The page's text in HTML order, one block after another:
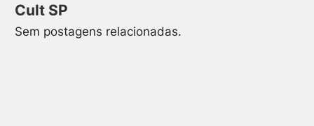
Cult SP
Sem postagens relacionadas.